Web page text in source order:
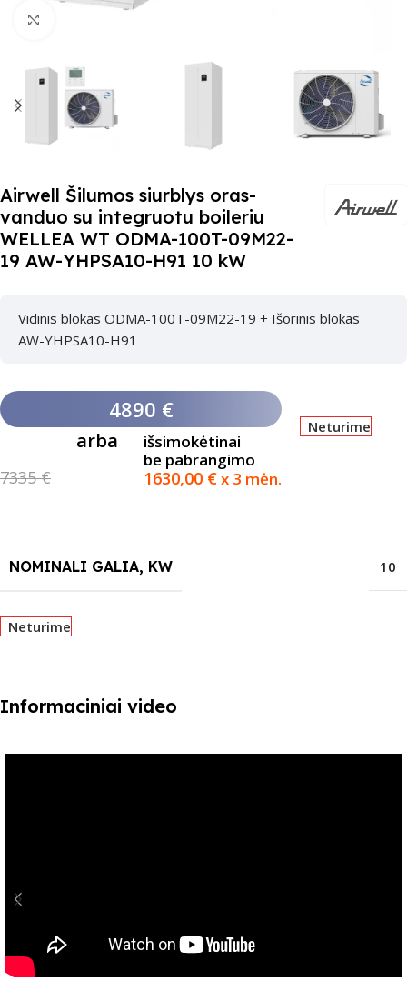
Airwell Šilumos siurblys oras-
vanduo su integruotu boileriu
WELLEA WT ODMA-100T-09M22-
19 AW-YHPSA10-H91 10 kW
Vidinis blokas ODMA-100T-09M22-19 + Išorinis blokas
AW-YHPSA10-H91
4890 €
7335 €
arba
išsimokėtinai
be pabrangimo
1630,00 €x 3 mėn.
Neturime
NOMINALI GALIA, KW 10
Neturime
Informaciniai video